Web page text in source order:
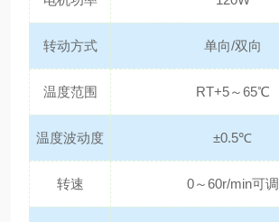
转动方式 单向/双向
温度范围 RT+5～65℃
温度波动度 ±0.5℃
转速 0～60r/min可调